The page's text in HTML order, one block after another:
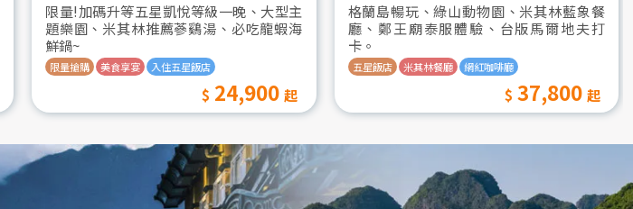
限量!加碼升等五星凱悅等級一晚、大型主
題樂園、米其林推薦蔘鷄湯、必吃龍蝦海
鮮鍋~
限量搶購 美食享宴 入住五星飯店
24,900
格蘭島暢玩、綠山動物園、米其林藍象餐
廳、鄭王廟泰服體驗、台版馬爾地夫打
卡。
五星飯店 米其林餐廳 網紅咖啡廳
37,800